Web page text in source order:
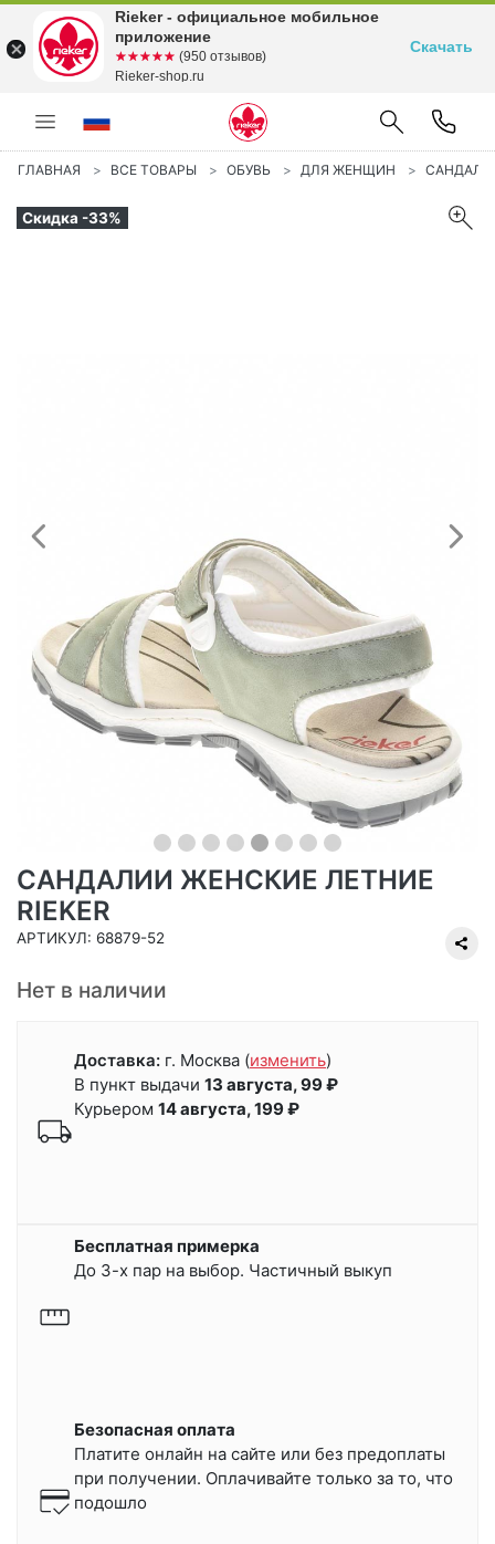
ГЛАВНАЯ ВСЕ ТОВАРЫ ОБУВЬ ДЛЯ ЖЕНЩИН
Скидка -33%
Предыдущий
САНДАЛИИ ЖЕНСКИЕ ЛЕТНИЕ
RIEKER
АРТИКУЛ: 68879-52
Нет в наличии
Доставка: г. Москва (изменить)
В пункт выдачи 13 августа, 99 ₽
Курьером 14 августа, 199 ₽
Бесплатная примерка
До 3-х пар на выбор. Частичный выкуп
Безопасная оплата
Платите онлайн на сайте или без предоплаты
при получении. Оплачивайте только за то, что
подошло
Rieker - официальное мобильное
приложение
☆☆☆☆☆
★★★★★ (950 отзывов)
Rieker-shop.ru
Скачать